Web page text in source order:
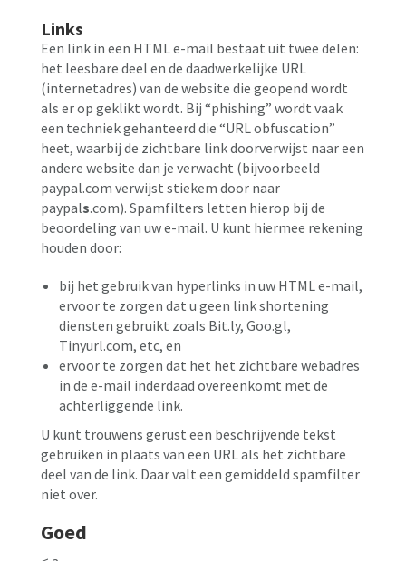
Links
Een link in een HTML e-mail bestaat uit twee delen:
het leesbare deel en de daadwerkelijke URL
(internetadres) van de website die geopend wordt
als er op geklikt wordt. Bij “phishing” wordt vaak
een techniek gehanteerd die “URL obfuscation”
heet, waarbij de zichtbare link doorverwijst naar een
andere website dan je verwacht (bijvoorbeeld
paypal.com verwijst stiekem door naar
paypals.com). Spamfilters letten hierop bij de
beoordeling van uw e-mail. U kunt hiermee rekening
houden door:
bij het gebruik van hyperlinks in uw HTML e-mail,
ervoor te zorgen dat u geen link shortening
diensten gebruikt zoals Bit.ly, Goo.gl,
Tinyurl.com, etc, en
ervoor te zorgen dat het het zichtbare webadres
in de e-mail inderdaad overeenkomt met de
achterliggende link.
U kunt trouwens gerust een beschrijvende tekst
gebruiken in plaats van een URL als het zichtbare
deel van de link. Daar valt een gemiddeld spamfilter
niet over.
Goed